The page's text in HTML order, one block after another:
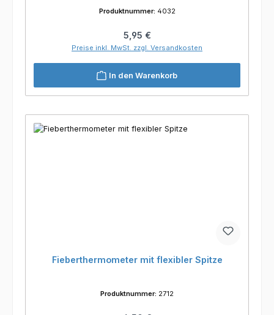
Produktnummer: 4032
Regulärer Preis:
5,95 €
Preise inkl. MwSt. zzgl. Versandkosten
In den Warenkorb
Fieberthermometer mit flexibler Spitze
Produktnummer: 2712